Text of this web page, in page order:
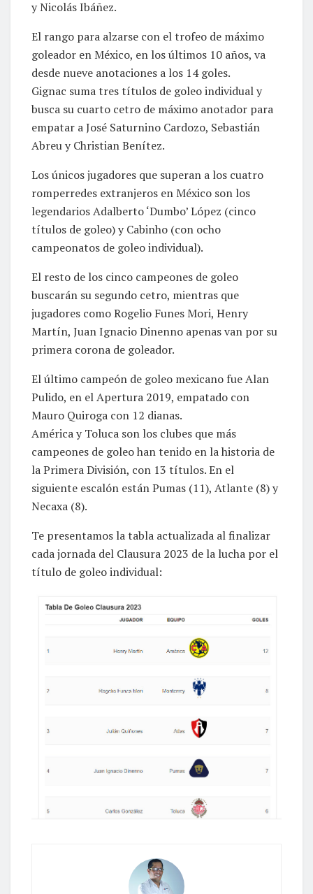
y Nicolás Ibáñez.
El rango para alzarse con el trofeo de máximo
goleador en México, en los últimos 10 años, va
desde nueve anotaciones a los 14 goles.
Gignac suma tres títulos de goleo individual y
busca su cuarto cetro de máximo anotador para
empatar a José Saturnino Cardozo, Sebastián
Abreu y Christian Benítez.
Los únicos jugadores que superan a los cuatro
romperredes extranjeros en México son los
legendarios Adalberto ‘Dumbo’ López (cinco
títulos de goleo) y Cabinho (con ocho
campeonatos de goleo individual).
El resto de los cinco campeones de goleo
buscarán su segundo cetro, mientras que
jugadores como Rogelio Funes Mori, Henry
Martín, Juan Ignacio Dinenno apenas van por su
primera corona de goleador.
El último campeón de goleo mexicano fue Alan
Pulido, en el Apertura 2019, empatado con
Mauro Quiroga con 12 dianas.
América y Toluca son los clubes que más
campeones de goleo han tenido en la historia de
la Primera División, con 13 títulos. En el
siguiente escalón están Pumas (11), Atlante (8) y
Necaxa (8).
Te presentamos la tabla actualizada al finalizar
cada jornada del Clausura 2023 de la lucha por el
título de goleo individual: